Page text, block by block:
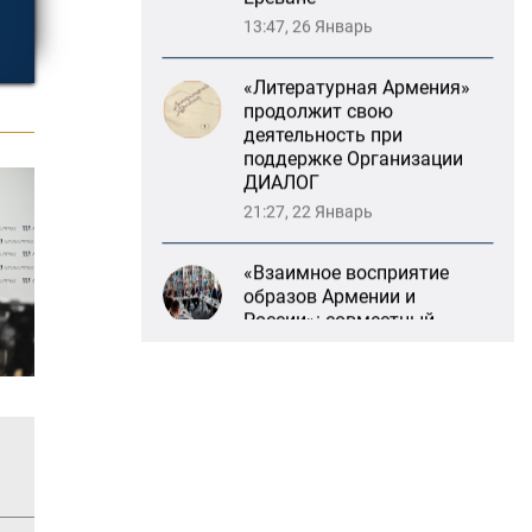
деятельность при
поддержке Организации
ДИАЛОГ
21:27, 22 Январь
России»: совместный
круглый стол РСМД и